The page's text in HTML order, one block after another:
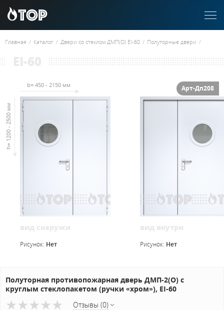
Главная / Каталог / Двери со стеклом ДМП(О) EI-60 / Полуторные двери /
b= 450 - 2150 мм
h= 1200 - 2500 мм
Рисунок: Нет Рисунок: Нет
Арт-Дп208
Полуторная противопожарная дверь ДМП-2(О) с
круглым стеклопакетом (ручки «хром»), EI-60
Отзывы (0)